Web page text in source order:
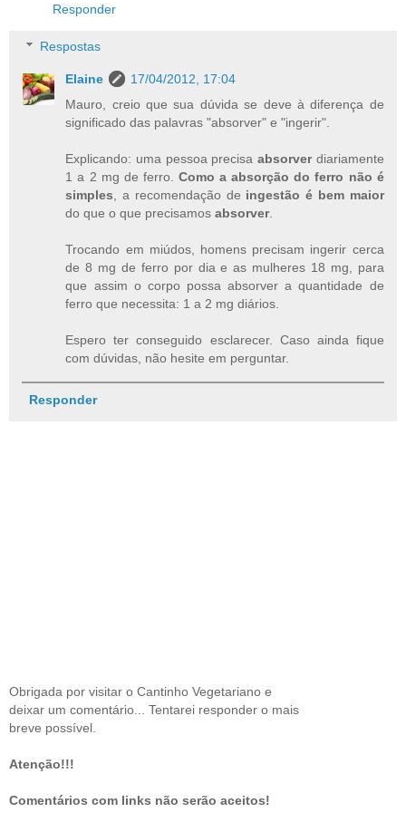
Responder
Respostas
Elaine
17/04/2012, 17:04
Mauro, creio que sua dúvida se deve à diferença de
significado das palavras "absorver" e "ingerir".
Explicando: uma pessoa precisa absorverdiariamente
1 a 2 mg de ferro. Como a absorção do ferro não é
simples, a recomendação de ingestão é bem maior
do que o que precisamosabsorver.
Trocando em miúdos, homens precisam ingerir cerca
de 8 mg de ferro por dia e as mulheres 18 mg, para
que assim o corpo possa absorver a quantidade de
ferro que necessita: 1 a 2 mg diários.
Espero ter conseguido esclarecer. Caso ainda fique
com dúvidas, não hesite em perguntar.
Responder
Obrigada por visitar o Cantinho Vegetariano e
deixar um comentário... Tentarei responder o mais
breve possível.
Atenção!!!
Comentários com links não serão aceitos!